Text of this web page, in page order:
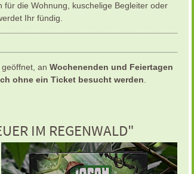
die Wohnung, kuschelige Begleiter oder
Ihr fündig.
geöffnet, an Wochenenden und Feiertagen
ohne ein Ticket besucht werden
IM REGENWALD"